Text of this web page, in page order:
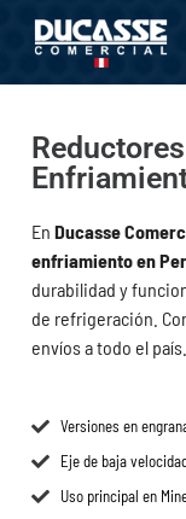
En Ducasse
enfriamiento en
durabilidad y
de refrigeración.
envíos a todo el país.
Versiones en
Eje de baja
Uso principal en